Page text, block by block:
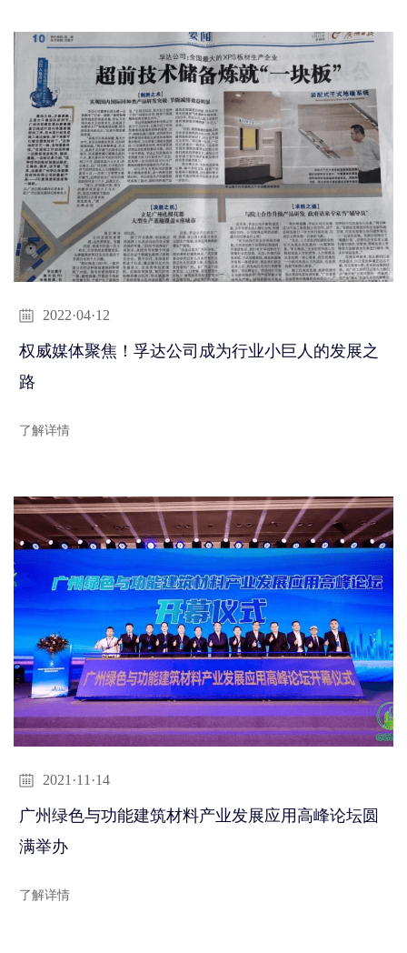
2022·04·12
权威媒体聚焦！孚达公司成为行业小巨人的发展之
路
了解详情
2021·11·14
广州绿色与功能建筑材料产业发展应用高峰论坛圆
满举办
了解详情